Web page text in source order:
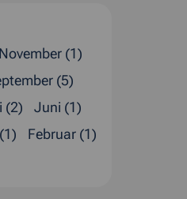
November (1)
(5)
(2)
Juni (1)
Februar (1)